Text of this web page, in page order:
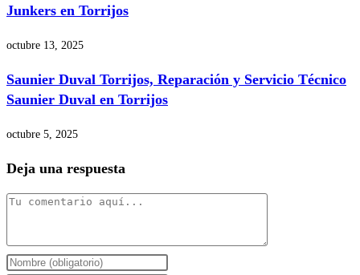
Junkers en Torrijos
octubre 13, 2025
Saunier Duval Torrijos, Reparación y Servicio Técnico
Saunier Duval en Torrijos
octubre 5, 2025
Deja una respuesta
Comentario
Introduce